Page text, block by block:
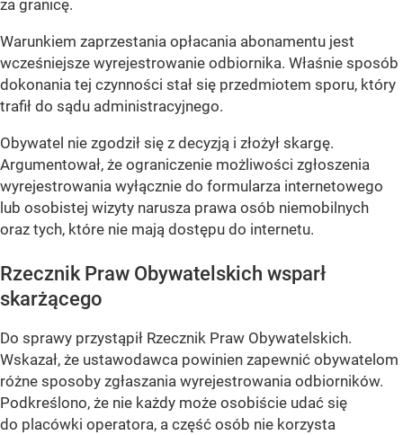
za granicę.
Warunkiem zaprzestania opłacania abonamentu jest
wcześniejsze wyrejestrowanie odbiornika. Właśnie sposób
dokonania tej czynności stał się przedmiotem sporu, który
trafił do sądu administracyjnego.
Obywatel nie zgodził się z decyzją i złożył skargę.
Argumentował, że ograniczenie możliwości zgłoszenia
wyrejestrowania wyłącznie do formularza internetowego
lub osobistej wizyty narusza prawa osób niemobilnych
oraz tych, które nie mają dostępu do internetu.
Rzecznik Praw Obywatelskich wsparł
skarżącego
Do sprawy przystąpił Rzecznik Praw Obywatelskich.
Wskazał, że ustawodawca powinien zapewnić obywatelom
różne sposoby zgłaszania wyrejestrowania odbiorników.
Podkreślono, że nie każdy może osobiście udać się
do placówki operatora, a część osób nie korzysta